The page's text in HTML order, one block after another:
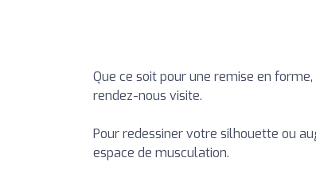
Que ce soit pour une remise en
rendez-nous visite.
Pour redessiner votre silhouette ou
espace de musculation.